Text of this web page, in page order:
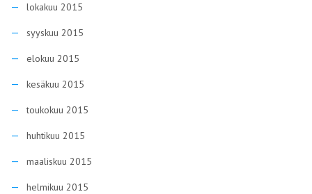
lokakuu 2015
syyskuu 2015
elokuu 2015
kesäkuu 2015
toukokuu 2015
huhtikuu 2015
maaliskuu 2015
helmikuu 2015